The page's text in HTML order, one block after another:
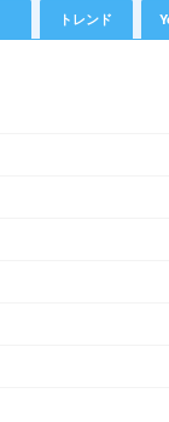
トレンド